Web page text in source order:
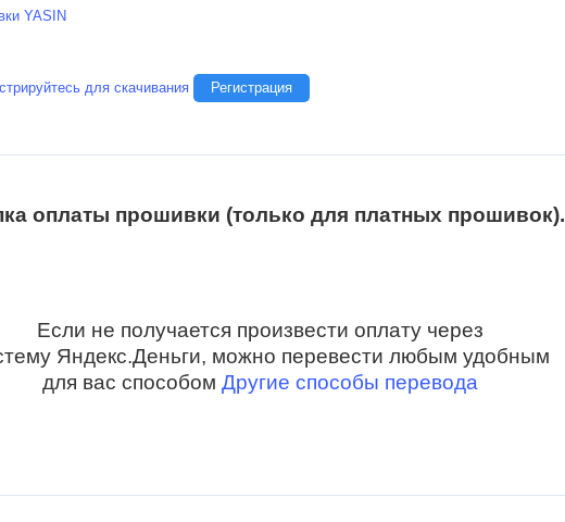
YASIN
для скачивания Регистрация
оплаты прошивки (только для платных прошивок).
Если не получается произвести оплату через
Яндекс.Деньги, можно перевести любым удобным
для вас способом Другие способы перевода